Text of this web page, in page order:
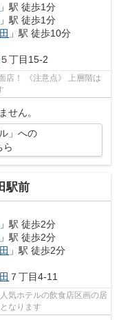
」駅 徒歩1分
」駅 徒歩1分
」駅 徒歩10分
５丁目15-2
層階は
せん。
」への
ら
駅前
」駅 徒歩2分
」駅 徒歩2分
」駅 徒歩2分
７丁目4-11
気ホテルの飲食店区画の居
となります